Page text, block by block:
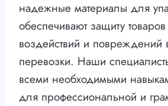
надежные материалы для
обеспечивают защиту
воздействий и повреждений
перевозки. Наши
всеми необходимыми
для профессиональной и